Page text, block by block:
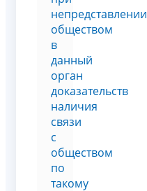
непредставлении
обществом
в
данный
орган
доказательств
наличия
связи
с
обществом
по
такому